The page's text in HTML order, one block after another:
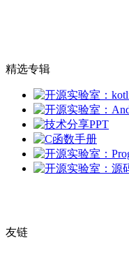
精选专辑
友链